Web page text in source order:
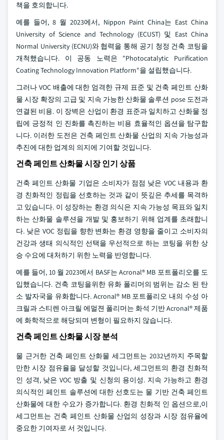
책을 호의합니다.
예를 들어, 8 월 2023에서, Nippon Paint China는 East China
University of Science and Technology (ECUST) 및 East China
Normal University (ECNU)와 협력을 통해 공기 청정 건축 코팅을
개척했습니다. 이 공동 노력은 "Photocatalytic Purification
Coating Technology Innovation Platform"을 설립했습니다.
그러나 VOC 배출에 대한 엄격한 규제 표준 및 건축 페인트 산화
물 시장 확장의 고급 및 지속 가능한 산화물 솔루션 pose 도전과
연결된 비용. 이 장벽은 산업이 환경 표준과 일치하고 산화물 정
립에 긍정적 인 진화를 촉진하는 비용 효율적인 옵션을 탐구합
니다. 이러한 도전은 건축 페인트 산화물 산업의 지속 가능성과
추진에 대한 업계의 의지에 기여할 것입니다.
건축 페인트 산화물 시장 인기 상품
건축 페인트 산화물 기업은 소비자가 점점 낮은 VOC 내용과 환
경 친화적인 정립을 선호하는 것과 같이 뜻깊은 추세를 목격하
고 있습니다. 이 성장하는 환경 의식은 지속 가능성 목표와 일치
하는 산화물 솔루션을 개발 및 홍보하기 위해 업계를 초래합니
다. 낮은 VOC 정립을 향한 변화는 환경 영향을 줄이고 소비자의
건강과 생태 의식적인 선택을 우선적으로 하는 코팅을 위한 상
승 수요에 대처하기 위한 노력을 반영합니다.
예를 들어, 10 월 2023에서 BASF는 Acronal® MB 포트폴리오를 도
입했습니다. 건축 코팅을위한 유화 폴리머의 범위는 감소 된 탄
소 발자국을 유화합니다. Acronal® MB 포트폴리오 내의 수성 아
크릴과 스티렌 아크릴 에멀젼 폴리머는 화석 기반 Acronal® 제품
에 화학적으로 해당되며 변형이 필요하지 않습니다.
건축 페인트 산화물 시장 분석
물 근거한 건축 페인트 산화물 세그먼트는 2032년까지 주목할
만한 시장 점유율을 달성할 것입니다, 세그먼트의 환경 친화적
인 성격, 낮은 VOC 방출 및 신청의 용이성. 지속 가능하고 환경
의식적인 페인트 솔루션에 대한 선호도는 물 기반 건축 페인트
산화물에 대한 수요가 증가합니다. 환경 친화적 인 옵션으로,이
세그먼트는 건축 페인트 산화물 산업의 성장과 시장 점유율에
중요한 기여자로 서 것입니다.